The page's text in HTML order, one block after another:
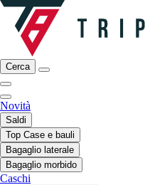
Cerca
Novità
Saldi
Top Case e bauli
Bagaglio laterale
Bagaglio morbido
Caschi